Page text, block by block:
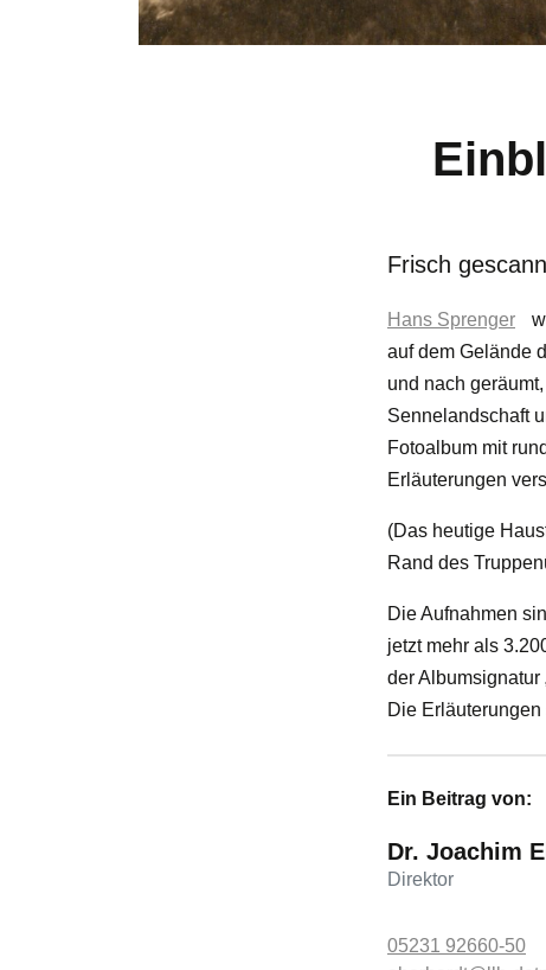
Frisch
Hans Sprenger
auf dem Gelände
und nach
Sennelandschaft
Fotoalbum mit
Erläuterungen
(Das heutige
Rand des
Die Aufnahmen
jetzt mehr als
der Albumsignatur
Die Erläuterungen
Ein Beitrag von:
Dr. Joachim
Direktor
05231 92660-50